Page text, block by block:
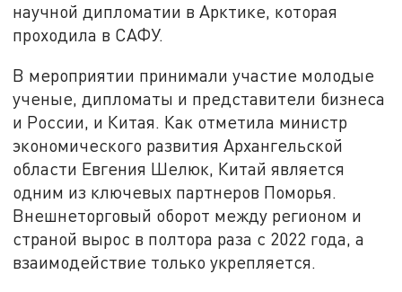
научной дипломатии в Арктике, которая
проходила в САФУ.
В мероприятии принимали участие молодые
ученые, дипломаты и представители бизнеса
и России, и Китая. Как отметила министр
экономического развития Архангельской
области Евгения Шелюк, Китай является
одним из ключевых партнеров Поморья.
Внешнеторговый оборот между регионом и
страной вырос в полтора раза с 2022 года, а
взаимодействие только укрепляется.